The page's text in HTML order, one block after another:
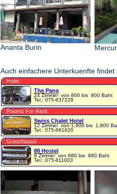
Ananta Burin
Auch einfachere Unterkuenfte
Hotel
The Pano
24 Zimmer von 800 bis 800 Baht
Tel.: 075-637228
Rooms For Rent
Swiss Chalet Hotel
12 Zimmervon 1,600 bis 1,800
Tel.: 075-661620
Guesthouse
88 Hostel
9 Zimmervon 880 bis 880 Baht
Tel.: 075-811003